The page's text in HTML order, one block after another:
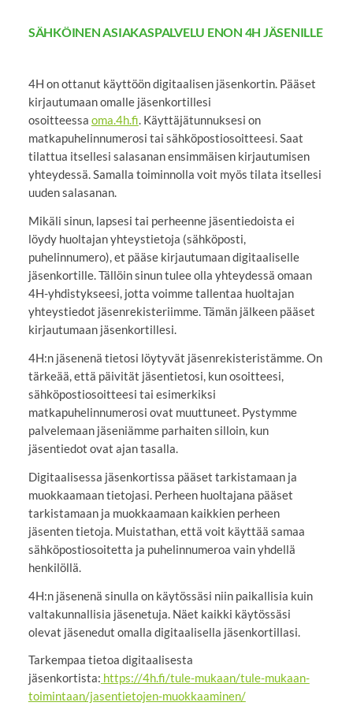
SÄHKÖINEN ASIAKASPALVELU ENON 4H JÄSENILLE
4H on ottanut käyttöön digitaalisen jäsenkortin. Pääset
kirjautumaan omalle jäsenkortillesi
osoitteessa oma.4h.fi. Käyttäjätunnuksesi on
matkapuhelinnumerosi tai sähköpostiosoitteesi. Saat
tilattua itsellesi salasanan ensimmäisen kirjautumisen
yhteydessä. Samalla toiminnolla voit myös tilata itsellesi
uuden salasanan.
Mikäli sinun, lapsesi tai perheenne jäsentiedoista ei
löydy huoltajan yhteystietoja (sähköposti,
puhelinnumero), et pääse kirjautumaan digitaaliselle
jäsenkortille. Tällöin sinun tulee olla yhteydessä omaan
4H-yhdistykseesi, jotta voimme tallentaa huoltajan
yhteystiedot jäsenrekisteriimme. Tämän jälkeen pääset
kirjautumaan jäsenkortillesi.
4H:n jäsenenä tietosi löytyvät jäsenrekisteristämme. On
tärkeää, että päivität jäsentietosi, kun osoitteesi,
sähköpostiosoitteesi tai esimerkiksi
matkapuhelinnumerosi ovat muuttuneet. Pystymme
palvelemaan jäseniämme parhaiten silloin, kun
jäsentiedot ovat ajan tasalla.
Digitaalisessa jäsenkortissa pääset tarkistamaan ja
muokkaamaan tietojasi. Perheen huoltajana pääset
tarkistamaan ja muokkaamaan kaikkien perheen
jäsenten tietoja. Muistathan, että voit käyttää samaa
sähköpostiosoitetta ja puhelinnumeroa vain yhdellä
henkilöllä.
4H:n jäsenenä sinulla on käytössäsi niin paikallisia kuin
valtakunnallisia jäsenetuja. Näet kaikki käytössäsi
olevat jäsenedut omalla digitaalisella jäsenkortillasi.
Tarkempaa tietoa digitaalisesta
jäsenkortista: https://4h.fi/tule-mukaan/tule-mukaan-
toimintaan/jasentietojen-muokkaaminen/